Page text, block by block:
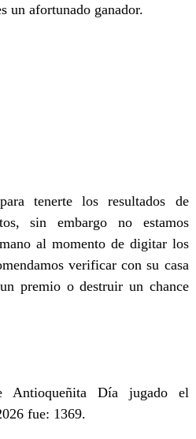
un afortunado ganador.
tenerte los resultados de
sin embargo no estamos
al momento de digitar los
verificar con su casa
premio o destruir un chance
Antioqueñita Día jugado el
fue: 1369.